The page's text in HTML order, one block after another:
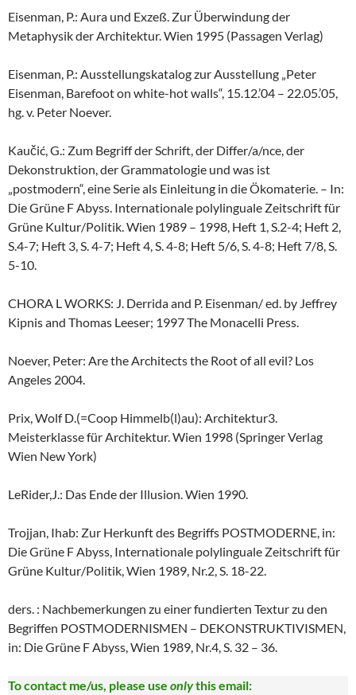
Eisenman, P.: Aura und Exzeß. Zur Überwindung der
Metaphysik der Architektur. Wien 1995 (Passagen Verlag)
Eisenman, P.: Ausstellungskatalog zur Ausstellung „Peter
Eisenman, Barefoot on white-hot walls“, 15.12.’04 – 22.05.’05,
hg. v. Peter Noever.
Kaučić, G.: Zum Begriff der Schrift, der Differ/a/nce, der
Dekonstruktion, der Grammatologie und was ist
„postmodern“, eine Serie als Einleitung in die Ökomaterie. – In:
Die Grüne F Abyss. Internationale polylinguale Zeitschrift für
Grüne Kultur/Politik. Wien 1989 – 1998, Heft 1, S.2-4; Heft 2,
S.4-7; Heft 3, S. 4-7; Heft 4, S. 4-8; Heft 5/6, S. 4-8; Heft 7/8, S.
5-10.
CHORA L WORKS: J. Derrida and P. Eisenman/ ed. by Jeffrey
Kipnis and Thomas Leeser; 1997 The Monacelli Press.
Noever, Peter: Are the Architects the Root of all evil? Los
Angeles 2004.
Prix, Wolf D.(=Coop Himmelb(l)au): Architektur3.
Meisterklasse für Architektur. Wien 1998 (Springer Verlag
Wien New York)
LeRider,J.: Das Ende der Illusion. Wien 1990.
Trojjan, Ihab: Zur Herkunft des Begriffs POSTMODERNE, in:
Die Grüne F Abyss, Internationale polylinguale Zeitschrift für
Grüne Kultur/Politik, Wien 1989, Nr.2, S. 18-22.
ders. : Nachbemerkungen zu einer fundierten Textur zu den
Begriffen POSTMODERNISMEN – DEKONSTRUKTIVISMEN,
in: Die Grüne F Abyss, Wien 1989, Nr.4, S. 32 – 36.
To contact me/us, please use onlythis email: